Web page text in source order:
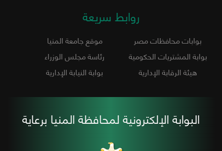
روابط سريعة
بوابات محافظات مصر
موقع جامعة المنيا
بوابة المشتريات الحكومية
رئاسة مجلس الوزراء
هيئة الرقابة الإدارية
بوابة النيابة الإدارية
البوابة الإلكترونية لمحافظة المنيا برعاية